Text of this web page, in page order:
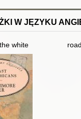
W JĘZYKU
white